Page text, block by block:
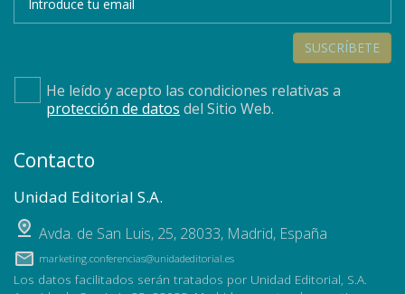
SUSCRÍBETE
He leído y acepto las condiciones relativas a
protección de datos del Sitio Web.
Contacto
Unidad Editorial S.A.
Avda. de San Luis, 25, 28033, Madrid, España
marketing.conferencias@unidadeditorial.es
Los datos facilitados serán tratados por Unidad Editorial, S.A.